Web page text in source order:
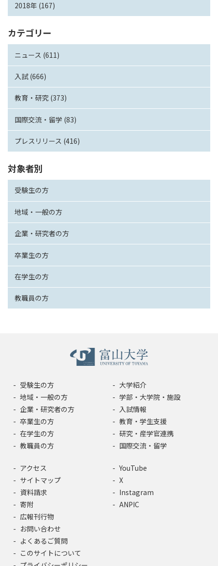
2018年 (167)
カテゴリー
ニュース (611)
入試 (666)
教育・研究 (373)
国際交流・留学 (83)
プレスリリース (416)
対象者別
受験生の方
地域・一般の方
企業・研究者の方
卒業生の方
在学生の方
教職員の方
受験生の方
地域・一般の方
企業・研究者の方
卒業生の方
在学生の方
教職員の方
大学紹介
学部・大学院・施設
入試情報
教育・学生支援
研究・産学官連携
国際交流・留学
アクセス
サイトマップ
資料請求
寄附
広報刊行物
お問い合わせ
よくあるご質問
このサイトについて
YouTube
X
Instagram
ANPIC